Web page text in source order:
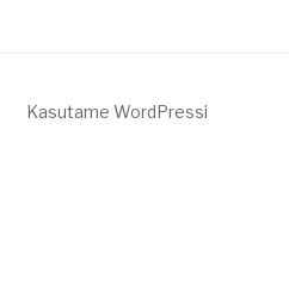
Kasutame WordPressi